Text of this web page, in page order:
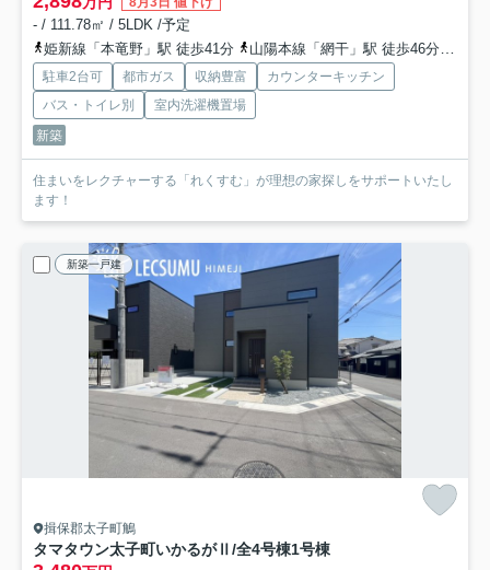
- / 111.78㎡ / 5LDK /予定
姫新線「本竜野」駅 徒歩41分
山陽本線「網干」駅 徒歩46分
駐車2台可 都市ガス 収納豊富
カウンターキッチン
バス・トイレ別
室内洗濯機置場
新築
住まいをレクチャーする「れくすむ」が理想の家探しをサポートいたし
ます！
新築一戸建
揖保郡太子町鵤
タマタウン太子町いかるがⅡ/全4号棟1号棟